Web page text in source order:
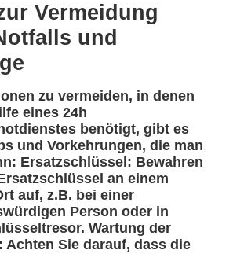
Vermeidung
und
zu vermeiden, in denen
eines 24h
benötigt, gibt es
und Vorkehrungen, die man
Ersatzschlüssel: Bewahren
an einem
auf, z.B. bei einer
Person oder in
Wartung der
Achten Sie darauf, dass die